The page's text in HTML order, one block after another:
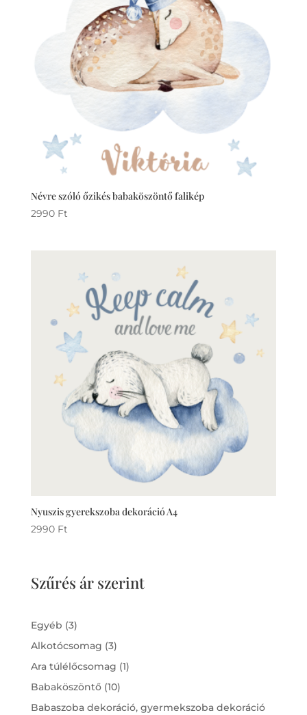
Névre szóló őzikés babaköszöntő falikép
2990 Ft
Nyuszis gyerekszoba dekoráció A4
2990 Ft
Szűrés ár szerint
Egyéb 33
products
Alkotócsomag 33
products
Ara túlélőcsomag 11
Babaköszöntő 1010
products
Babaszoba dekoráció, gyermekszoba dekoráció